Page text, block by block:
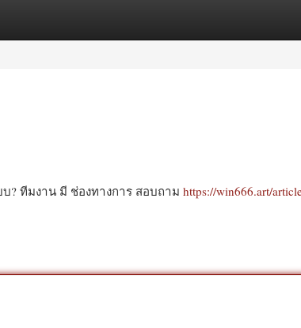
? ทีมงาน มี ช่องทางการ สอบถาม https://win666.art/